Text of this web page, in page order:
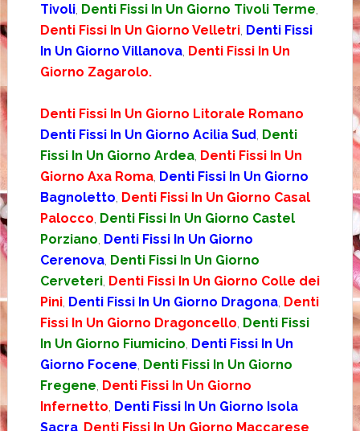
Tivoli, Denti Fissi In Un Giorno Tivoli Terme
Denti Fissi In Un Giorno Velletri, Denti Fissi
In Un Giorno Villanova, Denti Fissi In Un
Giorno Zagarolo.
Denti Fissi In Un Giorno Litorale Romano
Denti Fissi In Un Giorno Acilia Sud Denti
Fissi In Un Giorno Ardea, Denti Fissi In Un
Giorno Axa Roma, Denti Fissi In Un Giorno
Bagnoletto Denti Fissi In Un Giorno Casal
Palocco Denti Fissi In Un Giorno Castel
Porziano Denti Fissi In Un Giorno
Cerenova, Denti Fissi In Un Giorno
Cerveteri, Denti Fissi In Un Giorno Colle dei
Pini, Denti Fissi In Un Giorno Dragona, Denti
Fissi In Un Giorno Dragoncello Denti Fissi
In Un Giorno Fiumicino Denti Fissi In Un
Giorno Focene Denti Fissi In Un Giorno
Fregene Denti Fissi In Un Giorno
Infernetto Denti Fissi In Un Giorno Isola
Sacra, Denti Fissi In Un Giorno Maccarese